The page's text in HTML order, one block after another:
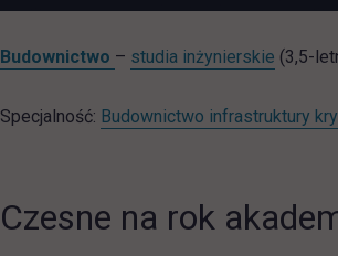
Budownictwo – studia inżynierskie (3,5-
Specjalność: Budownictwo infrastruktury
Czesne na rok